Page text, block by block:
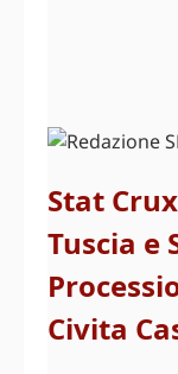
Stat
Tuscia e
Civita